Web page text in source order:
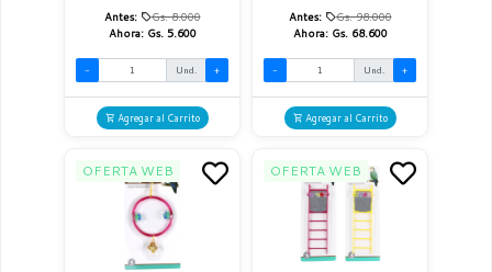
Antes:
Gs. 8.000
Ahora: Gs. 5.600
- Und. +
Agregar al Carrito
Antes:
Gs. 98.000
Ahora: Gs. 68.600
- Und. +
Agregar al Carrito
OFERTA WEB OFERTA WEB